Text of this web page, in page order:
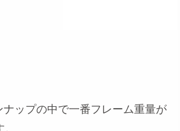
ナップの中で一番フレーム重量が